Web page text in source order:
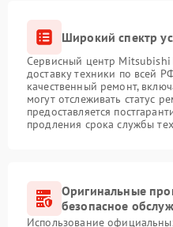
Широкий спектр
Сервисный центр Mitsubishi
доставку техники по всей
качественный ремонт,
могут отслеживать статус
предоставляется
продления срока службы
Оригинальные
безопасное
Использование